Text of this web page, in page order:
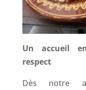
Un accueil
respect
Dès notre